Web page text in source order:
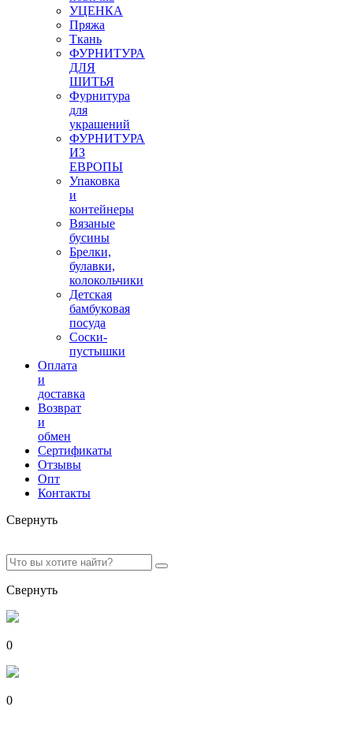
УЦЕНКА
Пряжа
Ткань
ФУРНИТУРА
ДЛЯ
ШИТЬЯ
Фурнитура
для
украшений
ФУРНИТУРА
ИЗ
ЕВРОПЫ
Упаковка
и
контейнеры
Вязаные
бусины
Брелки,
булавки,
колокольчики
Детская
бамбуковая
посуда
Соски-
пустышки
Оплата
и
доставка
Возврат
и
обмен
Сертификаты
Отзывы
Опт
Контакты
Свернуть
Свернуть
0
0